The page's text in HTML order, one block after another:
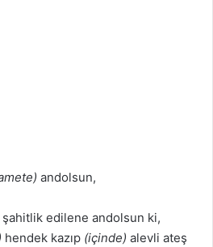
andolsun,
edilene andolsun ki,
hendek kazıp (içinde) alevli ateş